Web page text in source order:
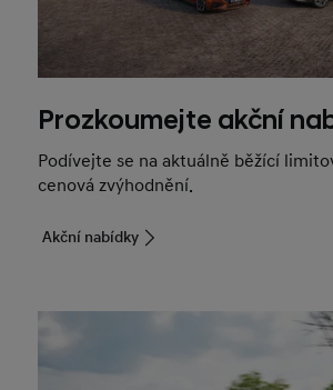
Prozkoumejte akční
Podívejte se na aktuálně běžící
cenová zvýhodnění.
Akční nabídky